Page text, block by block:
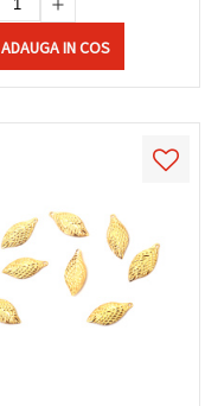
ADAUGA IN COS